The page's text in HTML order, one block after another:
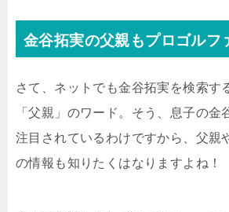
金谷拓実の父親もプロゴルフ
さて、ネットでも金谷拓実を検索す
「父親」のワード。そう、息子の金
注目されているわけですから、父親
の情報も知りたくはなりますよね！